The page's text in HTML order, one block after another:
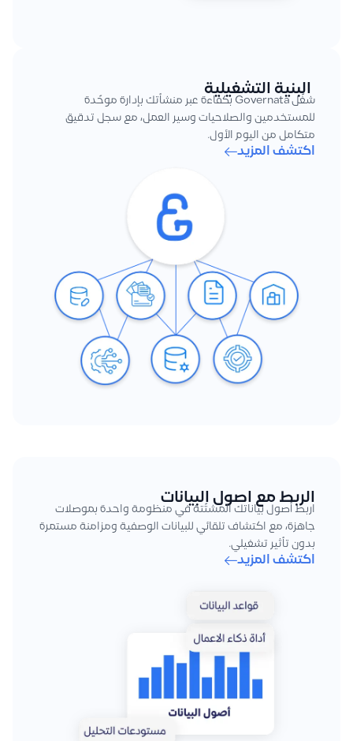
البنية التشغيلية
شغّل Governata بكفاءة عبر منشأتك بإدارة موحّدة
للمستخدمين والصلاحيات وسير العمل، مع سجل تدقيق
متكامل من اليوم الأول.
اكتشف المزيد
الربط مع اصول البيانات
اربط أصول بياناتك المشتّتة في منظومة واحدة بموصلات
جاهزة، مع اكتشاف تلقائي للبيانات الوصفية ومزامنة مستمرة
بدون تأثير تشغيلي.
اكتشف المزيد